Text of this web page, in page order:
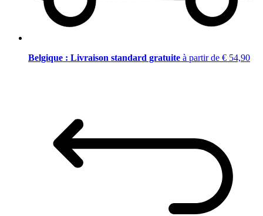
Belgique : Livraison standard gratuite à partir de € 54,90